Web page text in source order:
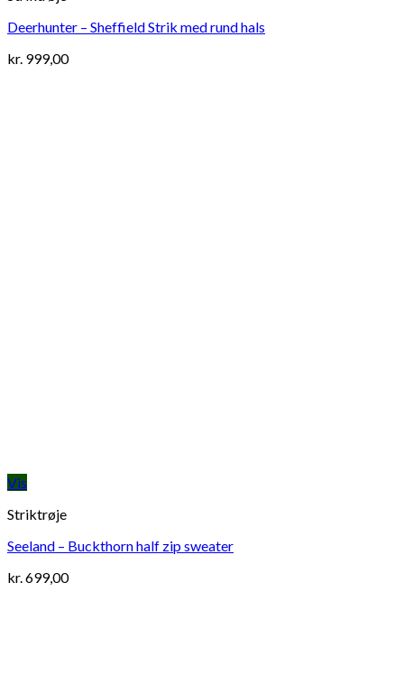
Deerhunter – Sheffield Strik med rund hals
kr. 999,00
Vis
Striktrøje
Seeland – Buckthorn half zip sweater
kr.699,00